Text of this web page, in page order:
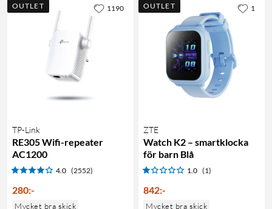
OUTLET
TP-Link
RE305 Wifi-repeater
AC1200
4.0 (2552)
280:-
Mycket bra skick
1190 OUTLET
ZTE
Watch K2 – smartklocka
för barn Blå
1.0 (1)
842:-
Mycket bra skick
1